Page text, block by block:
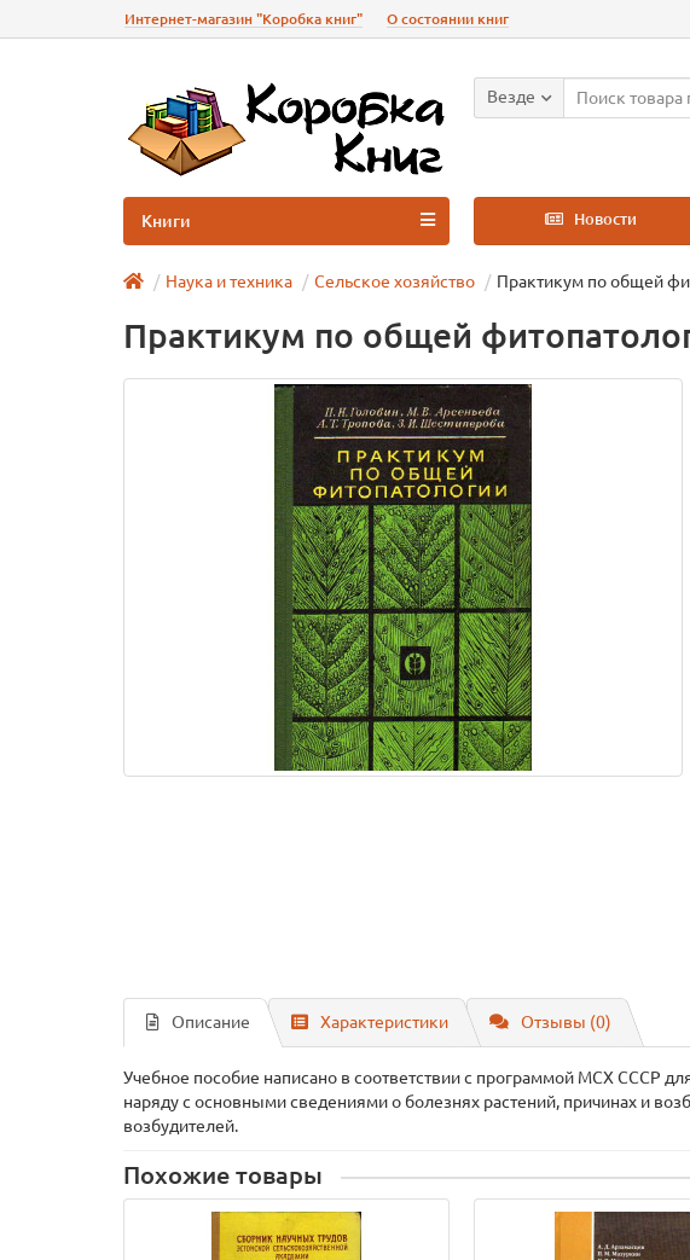
Интернет-магазин "Коробка книг" О состоянии книг
Везде
Новости
Книги
Наука и техника Сельское хозяйство Практикум по общей
Практикум по общей
Описание Характеристики Отзывы (0)
Учебное пособие написано в соответствии с программой МСХ СССР
наряду с основными сведениями о болезнях растений, причинах и
возбудителей.
Похожие товары